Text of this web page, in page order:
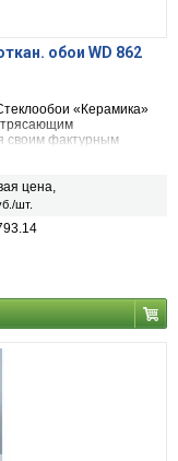
обои WD 862
«Керамика»
своим фактурным
цена,
шт.